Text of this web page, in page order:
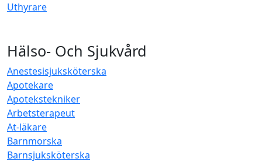
Uthyrare
Hälso- Och Sjukvård
Anestesisjuksköterska
Apotekare
Apotekstekniker
Arbetsterapeut
At-läkare
Barnmorska
Barnsjuksköterska